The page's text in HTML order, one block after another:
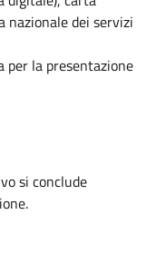
nazionale dei servizi
la presentazione
si conclude